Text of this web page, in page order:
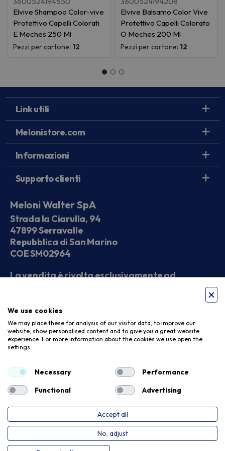
Elvive Shampoo Color-vive
Protettivo Capelli Colorati
E Meches 250 Ml
Pezzi per cartone: 12
Elvive Balsamo Color Vive
Protettivo Capelli Colorato
O Meches 200 Ml
Pezzi per cartone: 12
Link utili
Melonistore.com
Informazioni
Supporto clienti
Meloni Walter SpA
Strada la Ciarulla, 94
47899 Serravalle
Repubblica di San Marino
COE SM02964
La vendita è rivolta esclusivamente ad
Accettiamo
Seguici sui social
Privacy Policy Cookie Policy
We use cookies
We may place these for analysis of our visitor data, to improve our
website, show personalised content and to give you a great website
experience. For more information about the cookies we use open the
settings.
Necessary
Performance
Functional
Advertising
Accept all
No, adjust